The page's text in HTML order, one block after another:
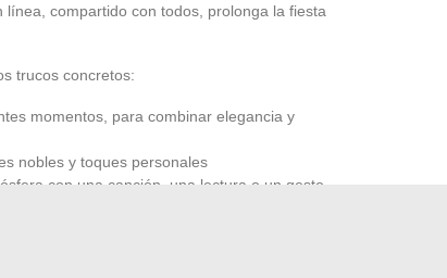
línea, compartido con todos, prolonga la fiesta
trucos concretos:
momentos, para combinar elegancia y
nobles y toques personales
con una canción, una lectura o un gesto